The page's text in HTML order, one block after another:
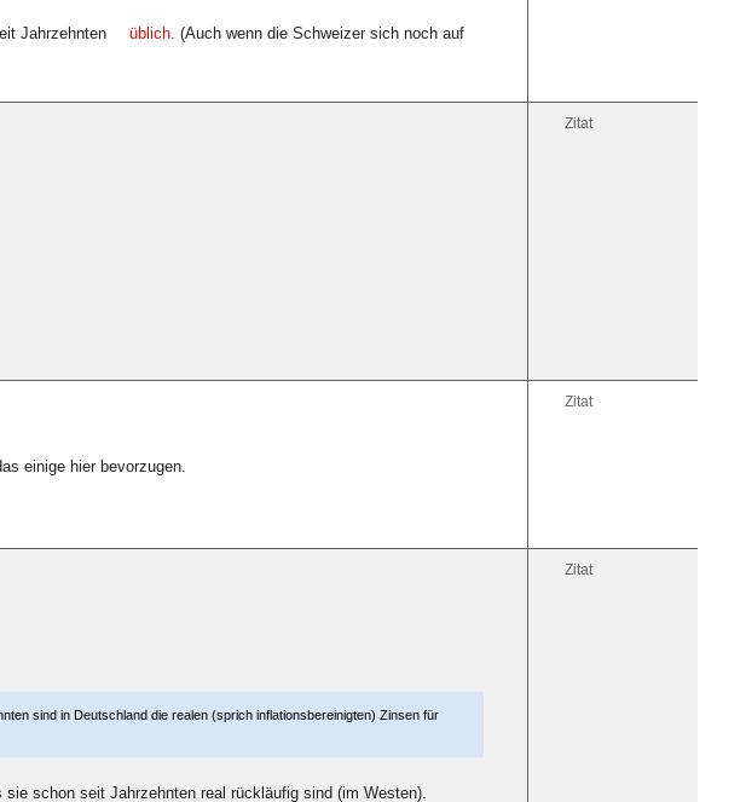
Jahrzehnten üblich. (Auch wenn die Schweizer sich noch auf
Zitat
Zitat
einige hier bevorzugen.
Zitat
sind in Deutschland die realen (sprich inflationsbereinigten) Zinsen für
schon seit Jahrzehnten real rückläufig sind (im Westen).